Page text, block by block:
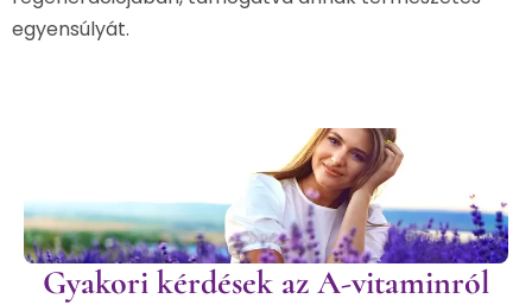
egyensúlyát.
Gyakori kérdések az A-vitaminról